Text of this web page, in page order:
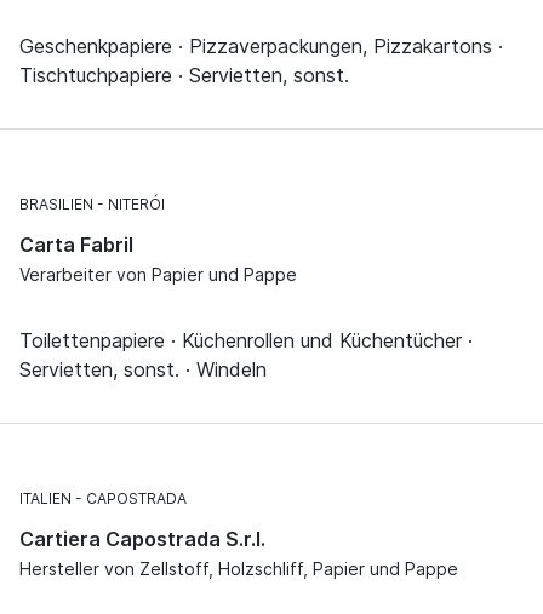
Geschenkpapiere · Pizzaverpackungen, Pizzakartons ·
Tischtuchpapiere · Servietten, sonst.
BRASILIEN NITERÓI
Carta Fabril
Verarbeiter von Papier und Pappe
Toilettenpapiere · Küchenrollen und Küchentücher ·
Servietten, sonst. · Windeln
ITALIEN CAPOSTRADA
Cartiera Capostrada S.r.l.
Hersteller von Zellstoff, Holzschliff, Papier und Pappe